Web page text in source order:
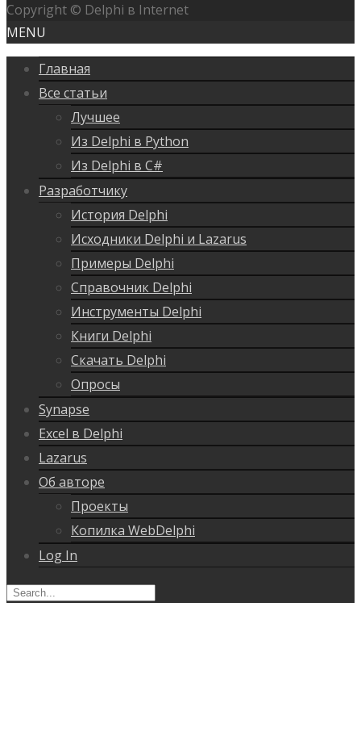
Copyright © Delphi в Internet
MENU
Главная
Все статьи
Лучшее
Из Delphi в Python
Из Delphi в C#
Разработчику
История Delphi
Исходники Delphi и Lazarus
Примеры Delphi
Справочник Delphi
Инструменты Delphi
Книги Delphi
Скачать Delphi
Опросы
Synapse
Excel в Delphi
Lazarus
Об авторе
Проекты
Копилка WebDelphi
Log In